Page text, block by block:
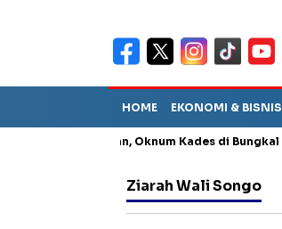
HOME EKONOMI & BISNIS
Penganiayaan, Oknum Kades di Bungkal
Ziarah Wali Songo